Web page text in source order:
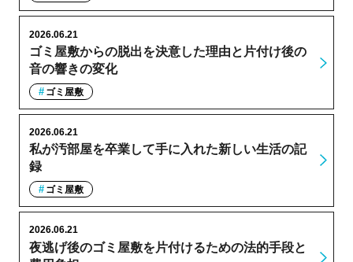
ゴミ屋敷からの脱出を決意した理由と片付け後の
音の響きの変化
2026.06.21
ゴミ屋敷
私が汚部屋を卒業して手に入れた新しい生活の記
録
2026.06.21
ゴミ屋敷
夜逃げ後のゴミ屋敷を片付けるための法的手段と
2026.06.21